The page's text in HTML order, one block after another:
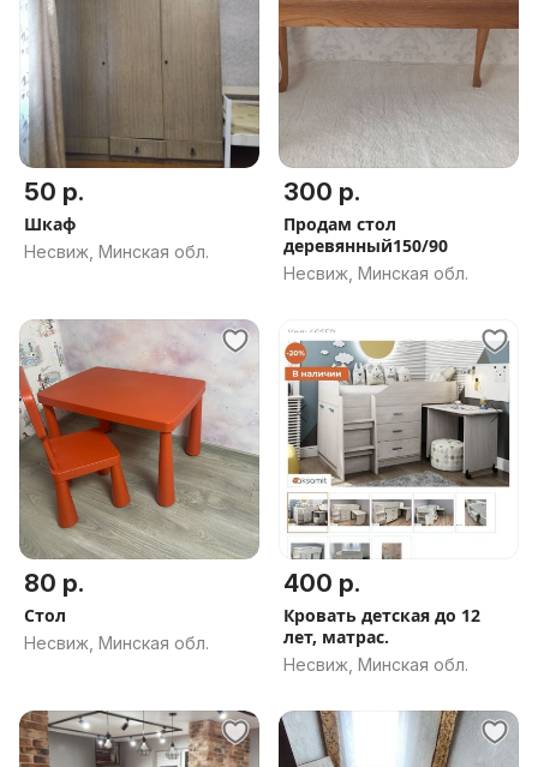
50 р.
Шкаф
Несвиж, Минская обл.
300 р.
Продам стол
деревянный150/90
Несвиж, Минская обл.
80 р.
Стол
Несвиж, Минская обл.
400 р.
Кровать детская до 12
лет, матрас.
Несвиж, Минская обл.